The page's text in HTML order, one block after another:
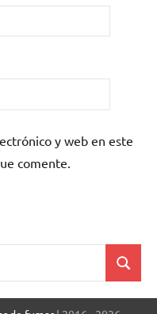
y web en este
comente.
Buscar